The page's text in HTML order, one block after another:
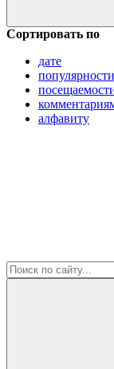
Сортировать по
дате
популярности
алфавиту